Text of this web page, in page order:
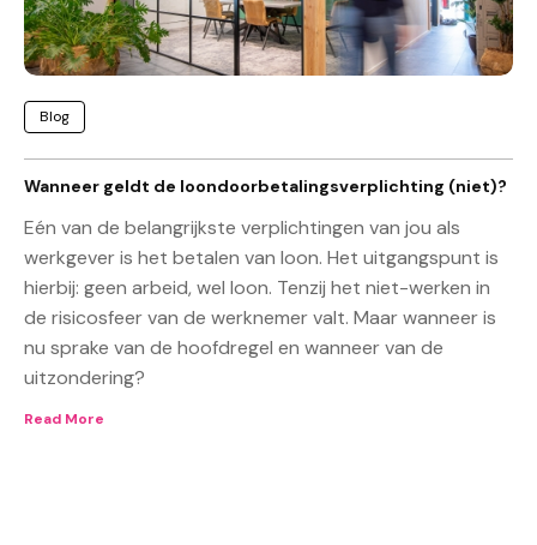
Blog
Wanneer geldt de loondoorbetalingsverplichting (niet)?
Eén van de belangrijkste verplichtingen van jou als
werkgever is het betalen van loon. Het uitgangspunt is
hierbij: geen arbeid, wel loon. Tenzij het niet-werken in
de risicosfeer van de werknemer valt. Maar wanneer is
nu sprake van de hoofdregel en wanneer van de
uitzondering?
Read More